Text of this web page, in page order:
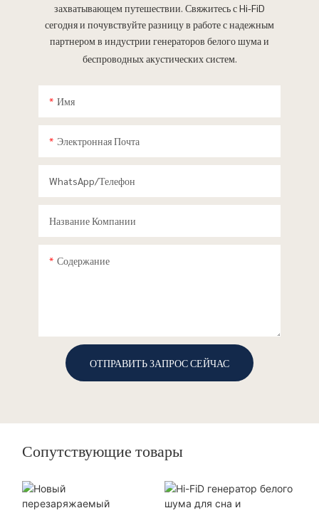
захватывающем путешествии. Свяжитесь с Hi-FiD
сегодня и почувствуйте разницу в работе с надежным
партнером в индустрии генераторов белого шума и
беспроводных акустических систем.
Имя
Электронная Почта
WhatsApp/телефон
Название Компании
Содержание
ОТПРАВИТЬ ЗАПРОС СЕЙЧАС
Сопутствующие товары